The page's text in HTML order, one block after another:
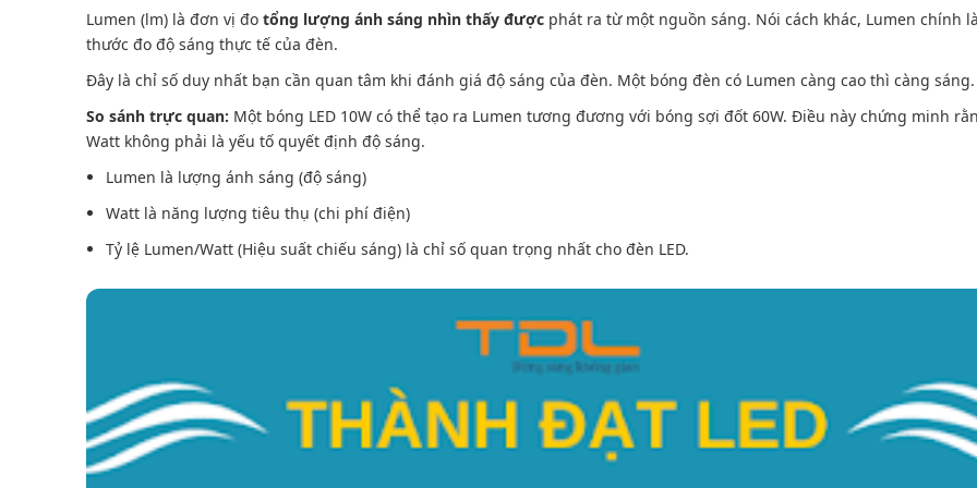
Lumen (lm) là đơn vị đo tổng lượng ánh sáng nhìn thấy được phát ra từ một nguồn sáng. Nói cách khác, Lumen chính
thước đo độ sáng thực tế của đèn.
Đây là chỉ số duy nhất bạn cần quan tâm khi đánh giá độ sáng của đèn. Một bóng đèn có Lumen càng cao thì càng sáng.
So sánh trực quan: Một bóng LED 10W có thể tạo ra Lumen tương đương với bóng sợi đốt 60W. Điều này chứng minh
Watt không phải là yếu tố quyết định độ sáng.
Lumen là lượng ánh sáng (độ sáng)
Watt là năng lượng tiêu thụ (chi phí điện)
Tỷ lệ Lumen/Watt (Hiệu suất chiếu sáng) là chỉ số quan trọng nhất cho đèn LED.